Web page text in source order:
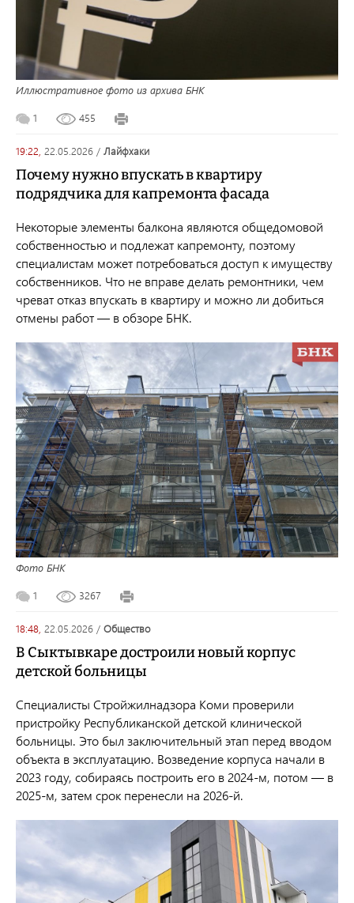
Иллюстративное фото из архива БНК
1 455
19:22, 22.05.2026 / лайфхаки
Почему нужно впускать в квартиру
подрядчика для капремонта фасада
Некоторые элементы балкона являются общедомовой
собственностью и подлежат капремонту, поэтому
специалистам может потребоваться доступ к имуществу
собственников. Что не вправе делать ремонтники, чем
чреват отказ впускать в квартиру и можно ли добиться
отмены работ — в обзоре БНК.
Фото БНК
1 3267
18:48, 22.05.2026 / общество
В Сыктывкаре достроили новый корпус
детской больницы
Специалисты Стройжилнадзора Коми проверили
пристройку Республиканской детской клинической
больницы. Это был заключительный этап перед вводом
объекта в эксплуатацию. Возведение корпуса начали в
2023 году, собираясь построить его в 2024-м, потом — в
2025-м, затем срок перенесли на 2026-й.